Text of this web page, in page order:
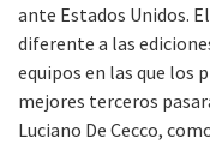
ante Estados Unidos.
diferente a las
equipos en las que los
mejores terceros
Luciano De Cecco,